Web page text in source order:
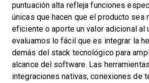
puntuación alta refleja funciones
únicas que hacen que el producto sea
eficiente o aporte un valor adicional al
evaluamos lo fácil que es integrar la
demás del stack tecnológico para
alcance del software. Las
integraciones nativas, conexiones de